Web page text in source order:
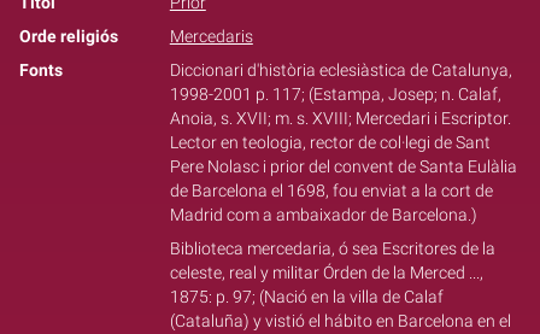
Orde religiós
Mercedaris
Fonts
Diccionari d'història eclesiàstica de Catalunya,
1998-2001 p. 117; (Estampa, Josep; n. Calaf,
Anoia, s. XVII; m. s. XVIII; Mercedari i Escriptor.
Lector en teologia, rector de col·legi de Sant
Pere Nolasc i prior del convent de Santa Eulàlia
de Barcelona el 1698, fou enviat a la cort de
Madrid com a ambaixador de Barcelona.)
Biblioteca mercedaria, ó sea Escritores de la
celeste, real y militar Órden de la Merced ...,
1875: p. 97; (Nació en la villa de Calaf
(Cataluña) y vistió el hábito en Barcelona en el